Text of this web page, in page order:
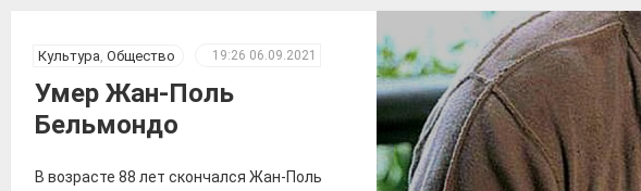
застройки улиц, устанавливающий
Департаменту архитектуры и
градостроительства поручено
акты — как должна выглядеть [&h
Культура Общество 19:26 06.09.2021
Умер Жан-Поль
Бельмондо
В возрасте 88 лет скончался Жан-Поль